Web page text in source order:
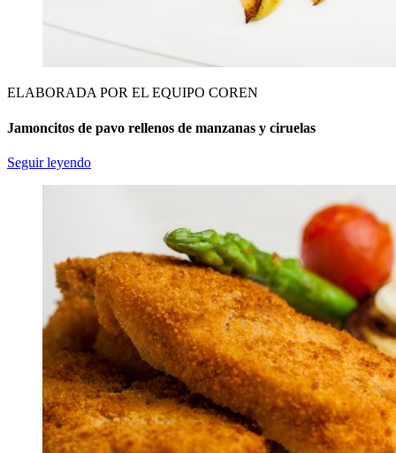
ELABORADA POR EL EQUIPO COREN
Jamoncitos de pavo rellenos de manzanas y ciruelas
Seguir leyendo